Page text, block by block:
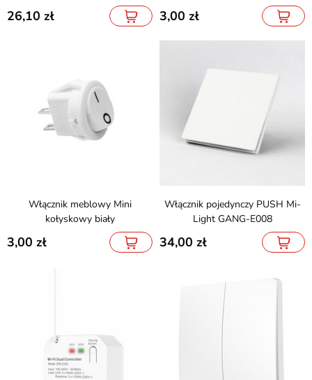
26,10 3,00
Włącznik meblowy Mini
kołyskowy biały
3,00
Włącznik pojedynczy PUSH Mi-
Light GANG-E008
34,00